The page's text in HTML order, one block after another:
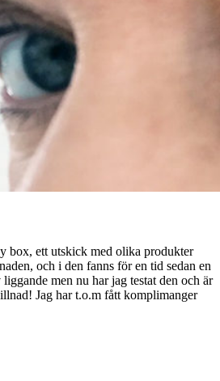
box, ett utskick med olika produkter
och i den fanns för en tid sedan en
men nu har jag testat den och är
Jag har t.o.m fått komplimanger